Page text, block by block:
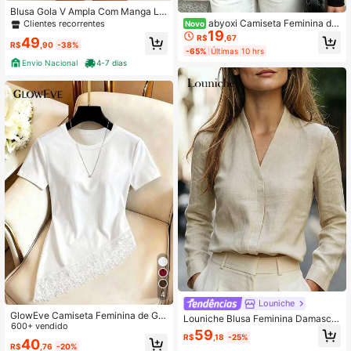
Blusa Gola V Ampla Com Manga Lo
nga Perfeita Para Compor Qualquer
Clientes recorrentes
R$49 ,90 -38%
Envio Nacional
4-7 dias
4
GlowEve Camiseta Feminina de Gol
a Redonda com Patchwork de Rend
a, Casual e Versátil para Uso Diário
600+ vendido
R$40 ,76 -20%
Novo abyoxi Camiseta Feminina de
Manga Longa em Tricô com Renda
e Patchwork, Casual, Elegante e Fo
fa
R$19 ,67
-65% Últimas 10 hrs
Louniche
Louniche Blusa Feminina Damasco
com Decote em V e Falsa Abertura,
Manga Longa, Elegante, Dia dos Na
R$59 ,18 -25%